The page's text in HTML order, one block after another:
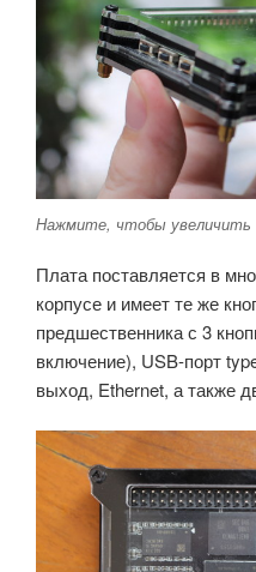
Нажмите, чтобы увеличить
Плата поставляется в
корпусе и имеет те же
предшественника с 3
включение), USB-порт
выход, Ethernet, а также